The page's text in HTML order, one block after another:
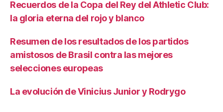
Recuerdos de la Copa del Rey del Athletic Club:
la gloria eterna del rojo y blanco
Resumen de los resultados de los partidos
amistosos de Brasil contra las mejores
selecciones europeas
La evolución de Vinicius Junior y Rodrygo